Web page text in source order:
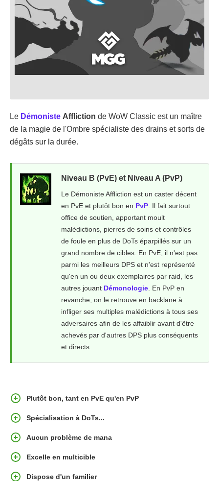
Le Démoniste Affliction de WoW Classic est un maître
de la magie de l'Ombre spécialiste des drains et sorts de
dégâts sur la durée.
Niveau B (PvE) et Niveau A (PvP)
Le Démoniste Affliction est un caster décent
en PvE et plutôt bon en PvP . Il fait surtout
office de soutien, apportant moult
malédictions, pierres de soins et contrôles
de foule en plus de DoTs éparpillés sur un
grand nombre de cibles. En PvE, il n'est pas
parmi les meilleurs DPS et n'est représenté
qu'en un ou deux exemplaires par raid, les
autres jouant Démonologie . En PvP en
revanche, on le retrouve en backlane à
infliger ses multiples malédictions à tous ses
adversaires afin de les affaiblir avant d'être
achevés par d'autres DPS plus conséquents
et directs.
Plutôt bon, tant en PvE qu'en PvP
Spécialisation à DoTs...
Aucun problème de mana
Excelle en multicible
Dispose d'un familier